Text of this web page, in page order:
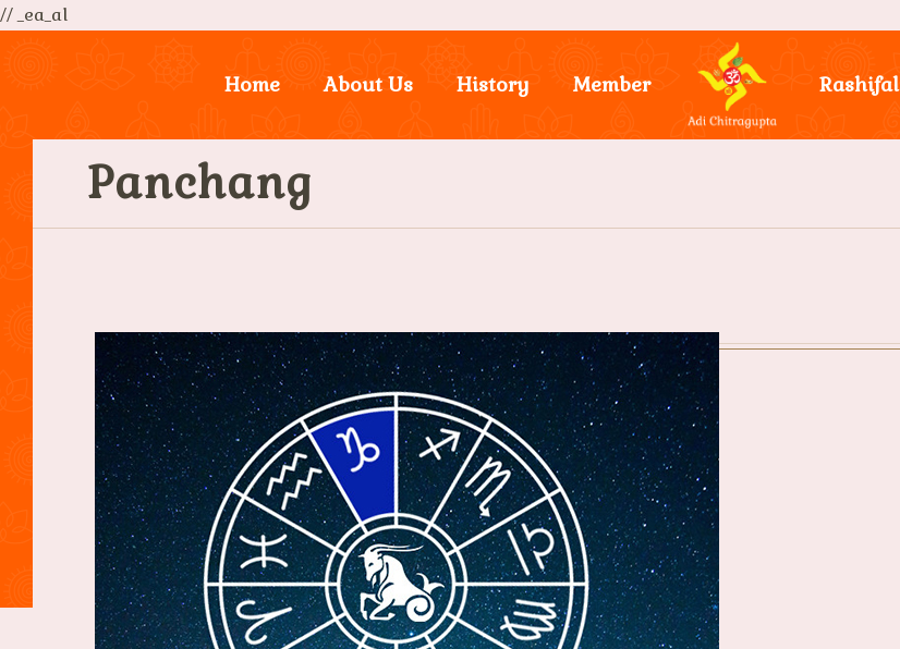
// _ea_al
Home About Us History Member Rashifal
Panchang